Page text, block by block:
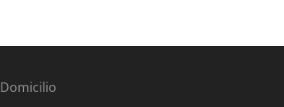
Domicilio